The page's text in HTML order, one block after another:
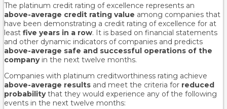
The platinum credit rating of excellence represents an
above-average credit rating value among companies that
have been demonstrating a credit rating of excellence for at
least five years in a row. It is based on financial statements
and other dynamic indicators of companies and predicts
above-average safe and successful operations of the
companyin the next twelve months.
Companies with platinum creditworthiness rating achieve
above-average results and meet the criteria for reduced
probabilitythat they would experience any of the following
events in the next twelve months: